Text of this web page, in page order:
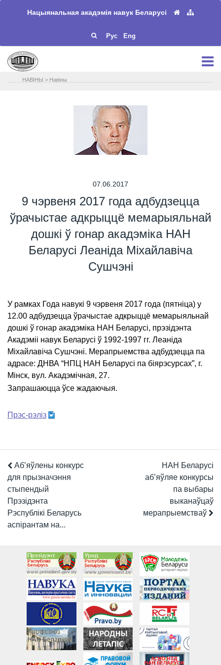
Нацыянальная акадэмія навук Беларусі
Рус Eng
НАВIНЫ > Навіны
07.06.2017
9 чэрвеня 2017 года адбудзецца
ўрачыстае адкрыццё мемарыяльнай
дошкі ў гонар акадэміка НАН
Беларусі Леаніда Міхайлавіча
Сушчэні
У рамках Года навукі 9 чэрвеня 2017 года (пятніца) у
12.00 адбудзецца ўрачыстае адкрыццё мемарыяльнай
дошкі ў гонар акадэміка НАН Беларусі, прэзідэнта
Акадэміі навук Беларусі ў 1992-1997 гг. Леаніда
Міхайлавіча Сушчэні. Мерапрыемства адбудзецца па
адрасе: ДНВА “НПЦ НАН Беларусі па біярэсурсах”, г.
Мінск, вул. Акадэмічная, 27.
Запрашаюцца ўсе жадаючыя.
Прэс-рэліз
Аб’яўлены конкурс
для прызначэння
стыпендый
Прэзідэнта
Рэспублікі Беларусь
аспірантам на...
НАН Беларусі
аб’яўляе конкурсы
па выбары
выканаўцаў
мерапрыемстваў